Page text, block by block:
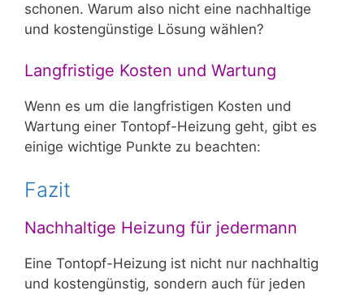
schonen. Warum also nicht eine nachhaltige
und kostengünstige Lösung wählen?
Langfristige Kosten und Wartung
Wenn es um die langfristigen Kosten und
Wartung einer Tontopf-Heizung geht, gibt es
einige wichtige Punkte zu beachten:
Fazit
Nachhaltige Heizung für jedermann
Eine Tontopf-Heizung ist nicht nur nachhaltig
und kostengünstig, sondern auch für jeden